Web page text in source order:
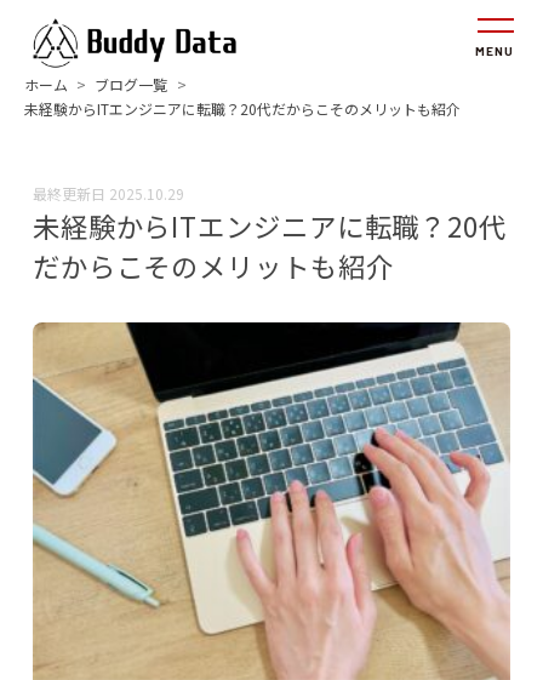
ホーム
ブログ一覧
未経験からITエンジニアに転職？20代だからこそのメリットも紹介
最終更新日 2025.10.29
未経験からITエンジニアに転職？20代
だからこそのメリットも紹介